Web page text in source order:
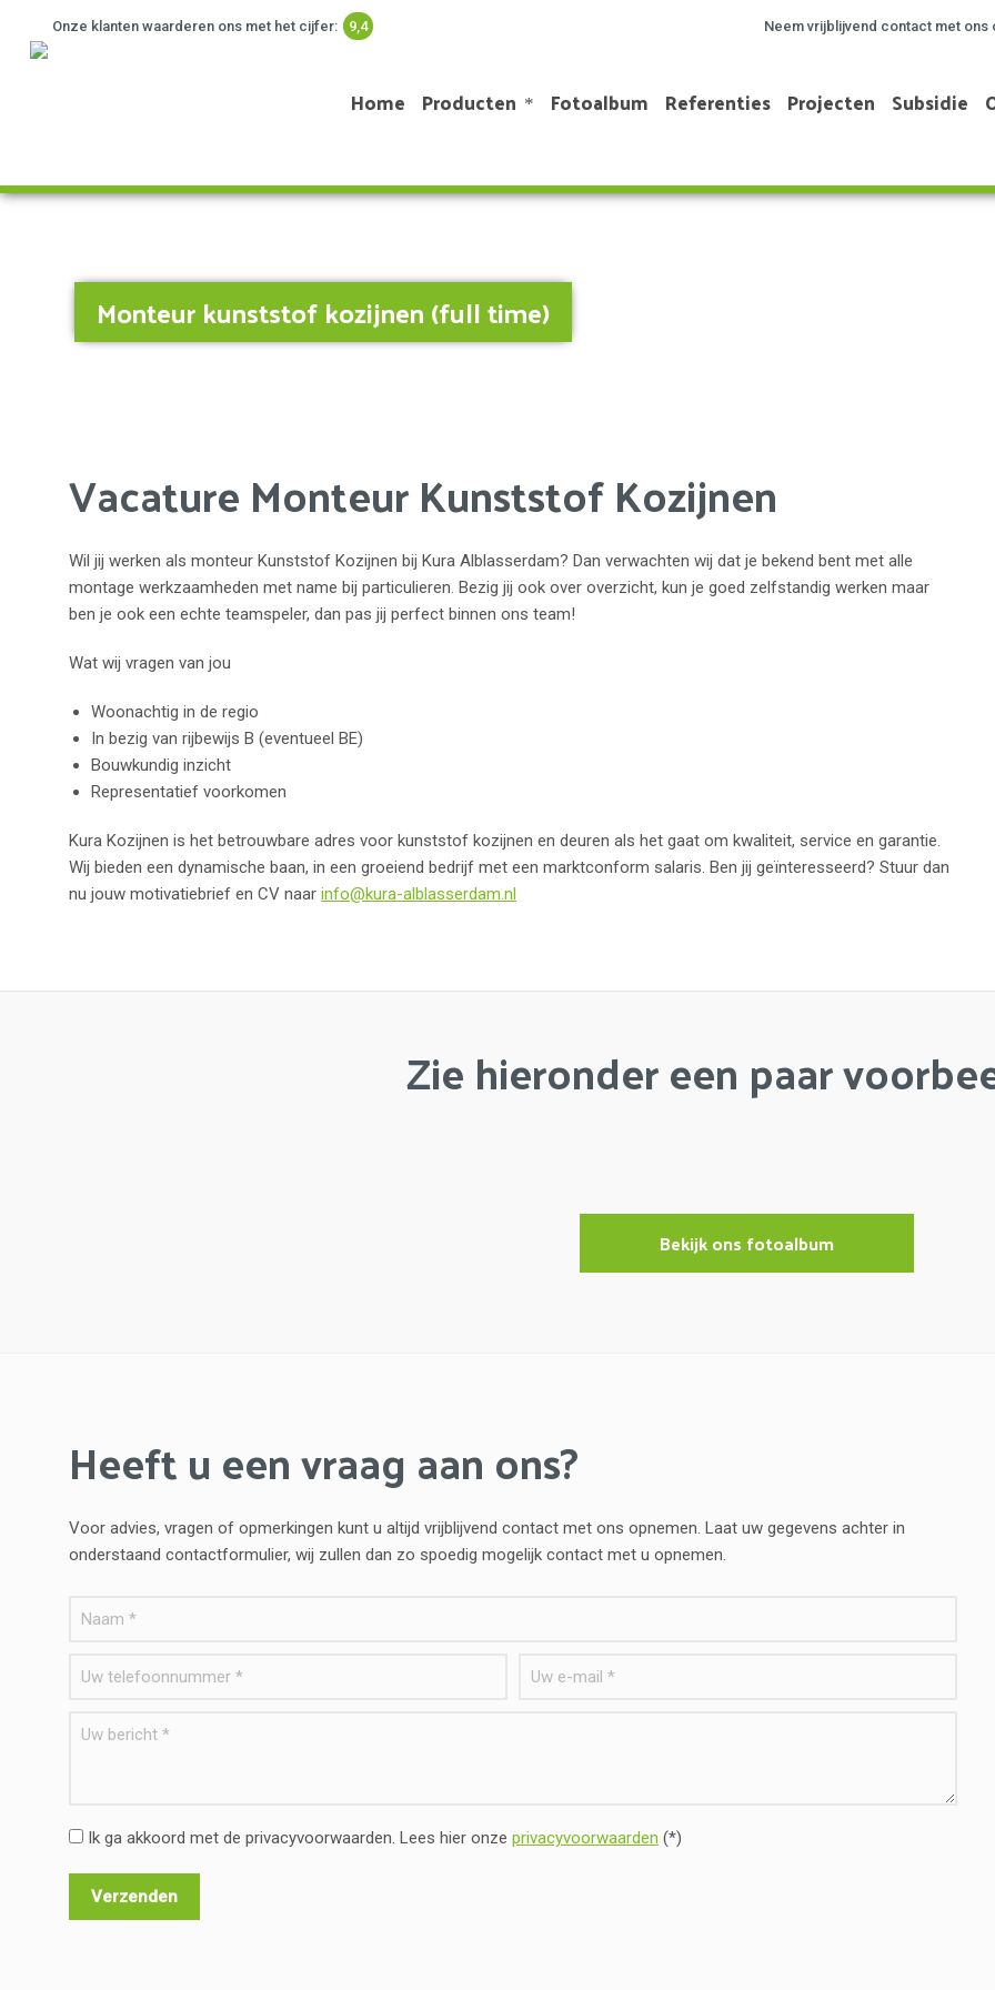
Onze klanten waarderen ons met het cijfer: 9,4 Neem vrijblijvend contact met ons
Home Producten Fotoalbum Referenties Projecten Subsidie
Monteur kunststof kozijnen (full time)
Vacature Monteur Kunststof Kozijnen
Wil jij werken als monteur Kunststof Kozijnen bij Kura Alblasserdam? Dan verwachten wij dat je bekend bent met alle
montage werkzaamheden met name bij particulieren. Bezig jij ook over overzicht, kun je goed zelfstandig werken maar
ben je ook een echte teamspeler, dan pas jij perfect binnen ons team!
Wat wij vragen van jou
Woonachtig in de regio
In bezig van rijbewijs B (eventueel BE)
Bouwkundig inzicht
Representatief voorkomen
Kura Kozijnen is het betrouwbare adres voor kunststof kozijnen en deuren als het gaat om kwaliteit, service en garantie.
Wij bieden een dynamische baan, in een groeiend bedrijf met een marktconform salaris. Ben jij geïnteresseerd? Stuur dan
nu jouw motivatiebrief en CV naar info@kura-alblasserdam.nl
Zie hieronder een paar
Bekijk ons fotoalbum
Heeft u een vraag aan ons?
Voor advies, vragen of opmerkingen kunt u altijd vrijblijvend contact met ons opnemen. Laat uw gegevens achter in
onderstaand contactformulier, wij zullen dan zo spoedig mogelijk contact met u opnemen.
Ik ga akkoord met de privacyvoorwaarden. Lees hier onze privacyvoorwaarden (*)